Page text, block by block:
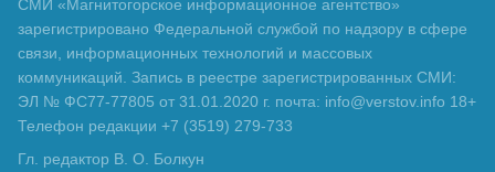
СМИ «Магнитогорское информационное агентство»
зарегистрировано Федеральной службой по надзору в сфере
связи, информационных технологий и массовых
коммуникаций. Запись в реестре зарегистрированных СМИ:
ЭЛ № ФС77-77805 от 31.01.2020 г. почта: info@verstov.info 18+
Телефон редакции +7 (3519) 279-733
Гл. редактор В. О. Болкун